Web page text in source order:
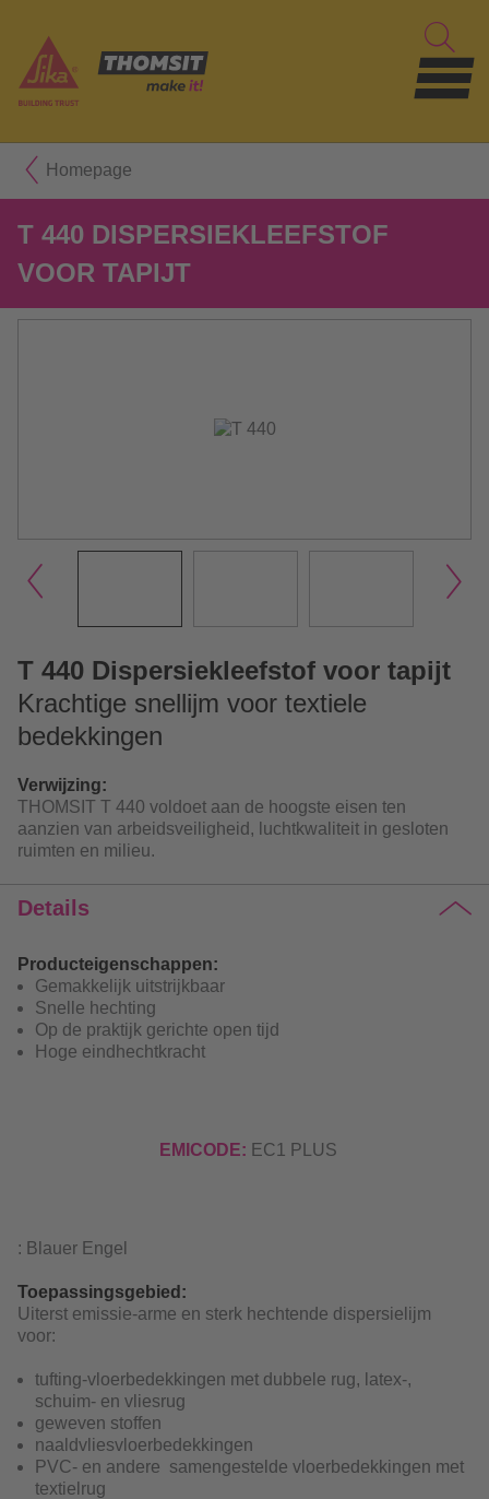
Homepage
T 440 DISPERSIEKLEEFSTOF
VOOR TAPIJT
T 440 Dispersiekleefstof voor tapijt
Krachtige snellijm voor textiele
bedekkingen
Verwijzing:
THOMSIT T 440 voldoet aan de hoogste eisen ten
aanzien van arbeidsveiligheid, luchtkwaliteit in gesloten
ruimten en milieu.
Details
Producteigenschappen:
Gemakkelijk uitstrijkbaar
Snelle hechting
Op de praktijk gerichte open tijd
Hoge eindhechtkracht
EMICODE: EC1 PLUS
: Blauer Engel
Toepassingsgebied:
Uiterst emissie-arme en sterk hechtende dispersielijm
voor:
tufting-vloerbedekkingen met dubbele rug, latex-,
schuim- en vliesrug
geweven stoffen
naaldvliesvloerbedekkingen
PVC- en andere samengestelde vloerbedekkingen met
textielrug